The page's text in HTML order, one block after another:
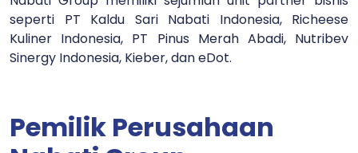
seperti PT Kaldu Sari Nabati Indonesia, Richeese
Kuliner Indonesia, PT Pinus Merah Abadi, Nutribev
Sinergy Indonesia, Kieber, dan eDot.
Pemilik Perusahaan